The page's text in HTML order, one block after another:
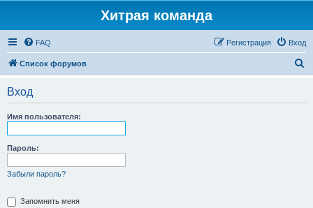
Хитрая команда
FAQ Вход
Регистрация
Список форумов
Вход
Имя пользователя:
Пароль:
Забыли пароль?
Запомнить меня